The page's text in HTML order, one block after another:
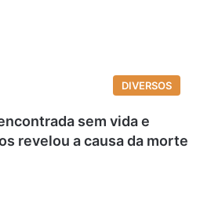
DIVERSOS
sem vida e
revelou a causa da morte